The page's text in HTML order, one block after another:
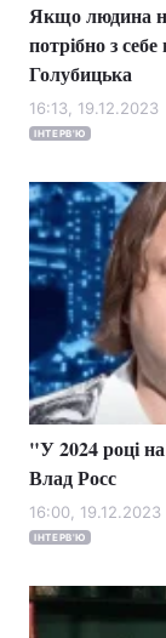
Якщо людина не
потрібно з
Голубицька
16:13, 19.12.2023
ІНТЕРВ'Ю
"У 2024 році
Влад Росс
16:00, 19.12.2023
ІНТЕРВ'Ю